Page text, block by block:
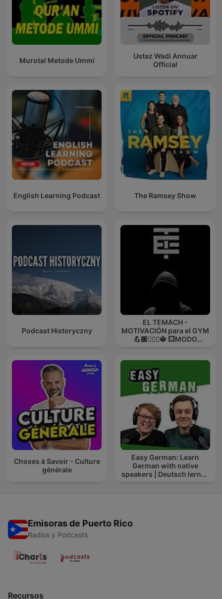
Murotal Metode Ummi
Ustaz Wadi Annuar
Official
English Learning Podcast The Ramsey Show
Podcast Historyczny
EL TEMACH -
MOTIVACIÓN para el GYM
💪🏼🏋🏻‍♀🔱 💥MODO
Choses à Savoir - Culture
générale
Easy German: Learn
German with native
speakers | Deutsch lernen
Emisoras de Puerto Rico
Radios y Podcasts
Recursos